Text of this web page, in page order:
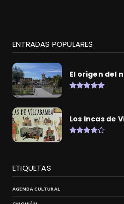
ENTRADAS POPULARES
El origen del
Los Incas de
ETIQUETAS
AGENDA CULTURAL